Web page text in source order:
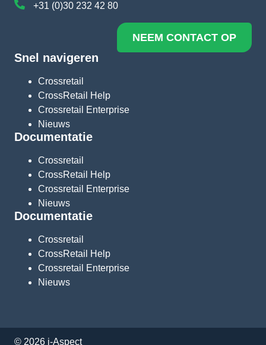
+31 (0)30 232 42 80
NEEM CONTACT OP
Snel navigeren
Crossretail
CrossRetail Help
Crossretail Enterprise
Nieuws
Documentatie
Crossretail
CrossRetail Help
Crossretail Enterprise
Nieuws
Documentatie
Crossretail
CrossRetail Help
Crossretail Enterprise
Nieuws
© 2026 i-Aspect